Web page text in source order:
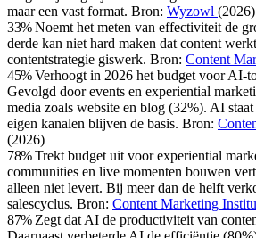
maar een vast format. Bron: Wyzowl (2026)
33%Noemt het meten van effectiviteit de
derde kan niet hard maken dat content
contentstrategie giswerk. Bron: Content
45%Verhoogt in 2026 het budget voor AI-
Gevolgd door events en experiential
media zoals website en blog (32%). AI
eigen kanalen blijven de basis. Bron:
(2026)
78%Trekt budget uit voor experiential
communities en live momenten bouwen
alleen niet levert. Bij meer dan de helft
salescyclus. Bron: Content Marketing
87% Zegt dat AI de productiviteit van